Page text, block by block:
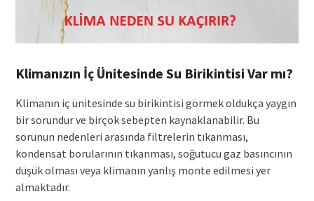
Klimanızın İç Ünitesinde Su Birikintisi Var mı?
Klimanın iç ünitesinde su birikintisi görmek oldukça yaygın
bir sorundur ve birçok sebepten kaynaklanabilir. Bu
sorunun nedenleri arasında filtrelerin tıkanması,
kondensat borularının tıkanması, soğutucu gaz basıncının
düşük olması veya klimanın yanlış monte edilmesi yer
almaktadır.